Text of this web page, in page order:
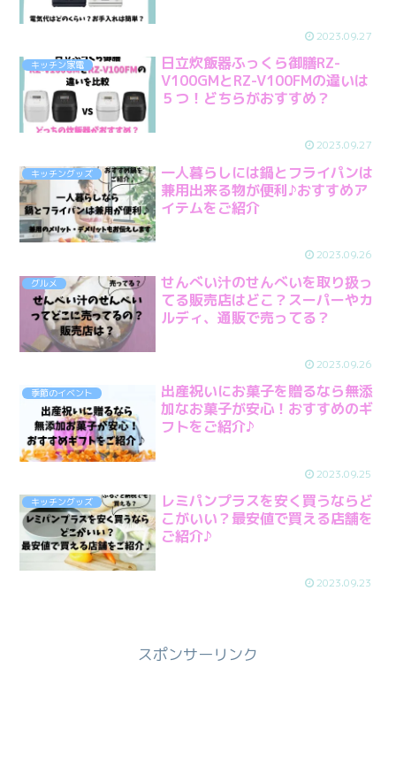
2023.09.27
キッチン家電
日立炊飯器ふっくら御膳RZ-
V100GMとRZ-V100FMの違いは
５つ！どちらがおすすめ？
2023.09.27
キッチングッズ
一人暮らしには鍋とフライパンは
兼用出来る物が便利♪おすすめア
イテムをご紹介
2023.09.26
グルメ
せんべい汁のせんべいを取り扱っ
てる販売店はどこ？スーパーやカ
ルディ、通販で売ってる？
2023.09.26
季節のイベント
出産祝いにお菓子を贈るなら無添
加なお菓子が安心！おすすめのギ
フトをご紹介♪
2023.09.25
キッチングッズ
レミパンプラスを安く買うならど
こがいい？最安値で買える店舗を
ご紹介♪
2023.09.23
スポンサーリンク